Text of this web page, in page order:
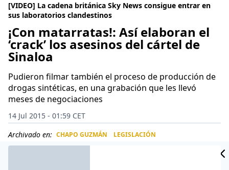
[VIDEO] La cadena británica Sky News consigue entrar en
sus laboratorios clandestinos
¡Con matarratas!: Así elaboran el
‘crack’ los asesinos del cártel de
Sinaloa
Pudieron filmar también el proceso de producción de
drogas sintéticas, en una grabación que les llevó
meses de negociaciones
14 Jul 2015 - 01:59 CET
Archivado en: CHAPO GUZMÁN LEGISLACIÓN